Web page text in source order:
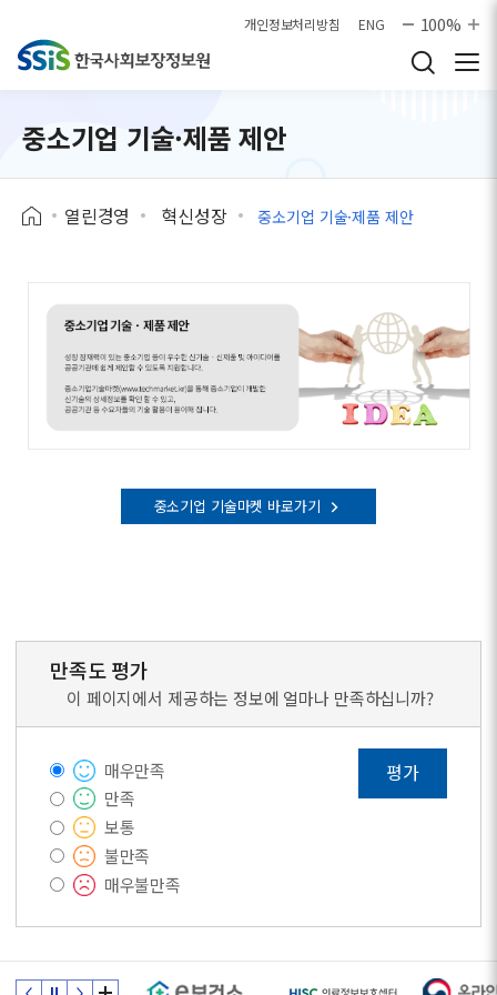
개인정보처리방침 ENG 100%
중소기업 기술·제품 제안
열린경영 혁신성장 중소기업 기술·제품 제안
중소기업 기술마켓 바로가기
만족도 평가
이 페이지에서 제공하는 정보에 얼마나 만족하십니까?
매우만족
만족
보통
불만족
매우불만족
평가